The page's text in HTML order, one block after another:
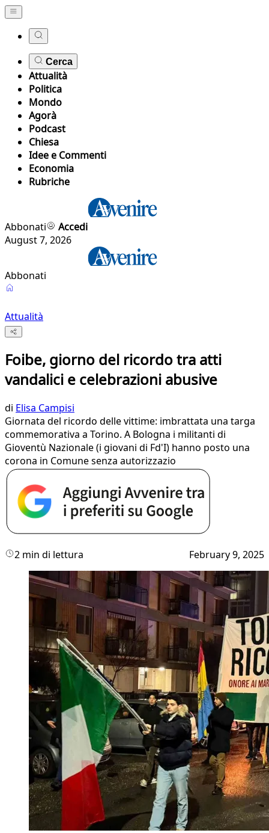
Cerca
Attualità
Politica
Mondo
Agorà
Podcast
Chiesa
Idee e Commenti
Economia
Rubriche
Abbonati
Accedi
August 7, 2026
Abbonati
Attualità
Foibe, giorno del ricordo tra atti
vandalici e celebrazioni abusive
di Elisa Campisi
Giornata del ricordo delle vittime: imbrattata una targa
commemorativa a Torino. A Bologna i militanti di
Gioventù Nazionale (i giovani di Fd'I) hanno posto una
corona in Comune senza autorizzazio
2 min di lettura February 9, 2025